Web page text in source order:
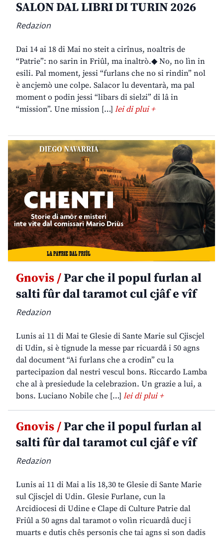
SALON DAL LIBRI DI TURIN 2026
Redazion
Dai 14 ai 18 di Mai no steit a cirînus, noaltris de
“Patrie”: no sarin in Friûl, ma inaltrò.◆ No, no lìn in
esili. Pal moment, jessi “furlans che no si rindin” nol
è ancjemò une colpe. Salacor lu deventarà, ma pal
moment o podin jessi “libars di sielzi” di lâ in
“mission”. Une mission […] lei di plui +
Gnovis /Par che il popul furlan al
salti fûr dal taramot cul cjâf e vîf
Redazion
Lunis ai 11 di Mai te Glesie di Sante Marie sul Cjiscjel
di Udin, si è tignude la messe par ricuardâ i 50 agns
dal document “Ai furlans che a crodin” cu la
partecipazion dal nestri vescul bons. Riccardo Lamba
che al à presiedude la celebrazion. Un grazie a lui, a
bons. Luciano Nobile che […] lei di plui +
Gnovis /Par che il popul furlan al
salti fûr dal taramot cul cjâf e vîf
Redazion
Lunis ai 11 di Mai a lis 18,30 te Glesie di Sante Marie
sul Cjiscjel di Udin. Glesie Furlane, cun la
Arcidiocesi di Udine e Clape di Culture Patrie dal
Friûl a 50 agns dal taramot o volìn ricuardâ ducj i
muarts e dutis chês personis che tai agns si son dadis